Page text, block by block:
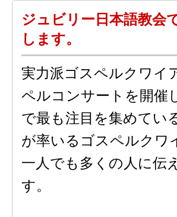
ジュビリー日本語教会
します。
実力派ゴスペルクワイ
ペルコンサートを開催
で最も注目を集めてい
が率いるゴスペルクワ
一人でも多くの人に伝
す。